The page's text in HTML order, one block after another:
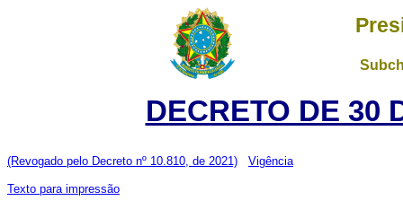
DECRETO DE 30
(Revogado pelo Decreto nº 10.810, de 2021) Vigência
Texto para impressão